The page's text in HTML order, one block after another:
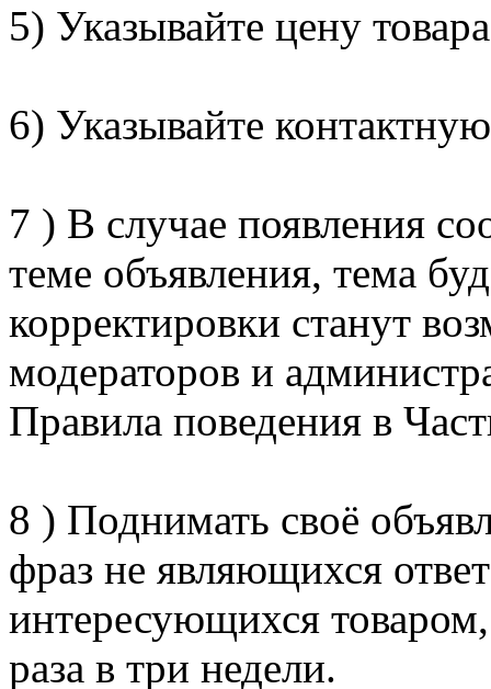
5) Указывайте цену
6) Указывайте
7 ) В случае появления
теме объявления, тема
корректировки станут
модераторов и
Правила поведения в
8 ) Поднимать своё
фраз не являющихся
интересующихся
раза в три недели.